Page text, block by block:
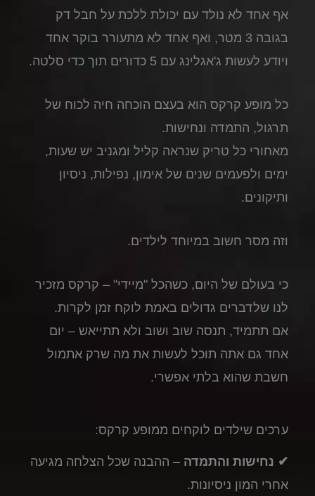
אף אחד לא נולד עם יכולת ללכת על חבל דק
בגובה 3 מטר, ואף אחד לא מתעורר בוקר אחד
ויודע לעשות ג'אגלינג עם 5 כדורים תוך כדי סלטה.
כל מופע קרקס הוא בעצם הוכחה חיה לכוח של
תרגול, התמדה ונחישות.
מאחורי כל טריק שנראה קליל ומגניב יש שעות,
ימים ולפעמים שנים של אימון, נפילות, ניסיון
ותיקונים.
וזה מסר חשוב במיוחד לילדים.
כי בעולם של היום, כשהכל "מיידי" – קרקס מזכיר
לנו שלדברים גדולים באמת לוקח זמן לקרות.
אם תתמיד, תנסה שוב ושוב ולא תתייאש – יום
אחד גם אתה תוכל לעשות את מה שרק אתמול
חשבת שהוא בלתי אפשרי.
ערכים שילדים לוקחים ממופע קרקס:
✔ נחישות והתמדה – ההבנה שכל הצלחה מגיעה
אחרי המון ניסיונות.